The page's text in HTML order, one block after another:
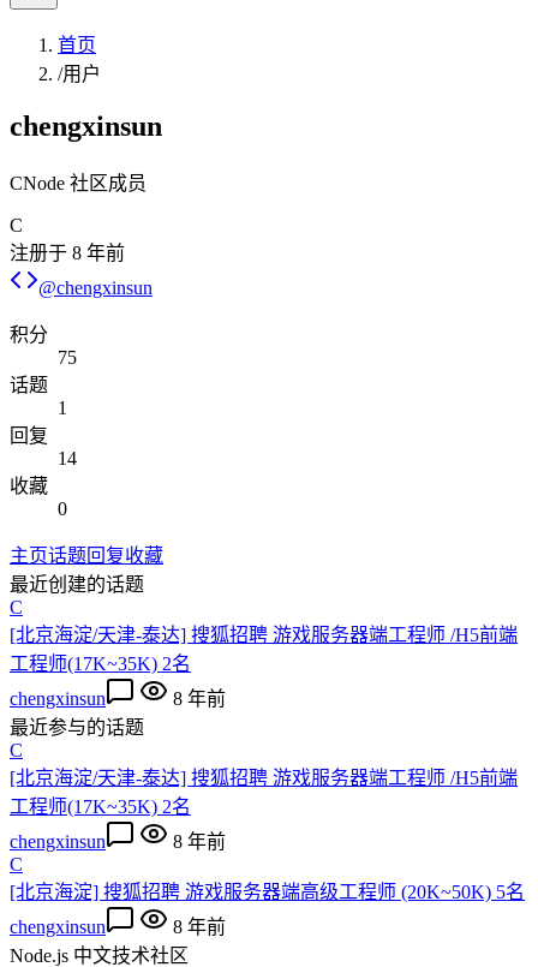
首页
/用户
chengxinsun
CNode 社区成员
C
注册于 8 年前
@chengxinsun
积分
75
话题
1
回复
14
收藏
0
主页话题回复收藏
最近创建的话题
C
[北京海淀/天津-泰达] 搜狐招聘 游戏服务器端工程师 /H5前端
工程师(17K~35K) 2名
chengxinsun
8 年前
最近参与的话题
C
[北京海淀/天津-泰达] 搜狐招聘 游戏服务器端工程师 /H5前端
工程师(17K~35K) 2名
chengxinsun
8 年前
C
[北京海淀] 搜狐招聘 游戏服务器端高级工程师 (20K~50K) 5名
chengxinsun
8 年前
Node.js 中文技术社区